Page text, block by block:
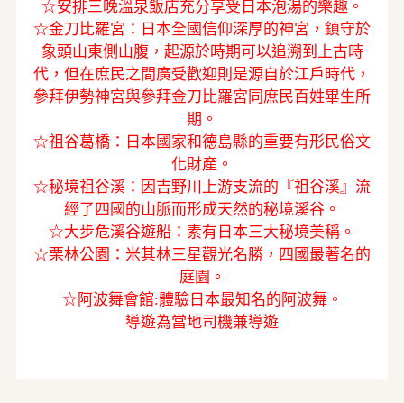
☆安排三晚溫泉飯店充分享受日本泡湯的樂趣。
☆金刀比羅宮：日本全國信仰深厚的神宮，鎮守於
象頭山東側山腹，起源於時期可以追溯到上古時
代，但在庶民之間廣受歡迎則是源自於江戶時代，
參拜伊勢神宮與參拜金刀比羅宮同庶民百姓畢生所
期。
☆祖谷葛橋：日本國家和德島縣的重要有形民俗文
化財產。
☆秘境祖谷溪：因吉野川上游支流的『祖谷溪』流
經了四國的山脈而形成天然的秘境溪谷。
☆大步危溪谷遊船：素有日本三大秘境美稱。
☆栗林公園：米其林三星觀光名勝，四國最著名的
庭園。
☆阿波舞會館:體驗日本最知名的阿波舞。
導遊為當地司機兼導遊